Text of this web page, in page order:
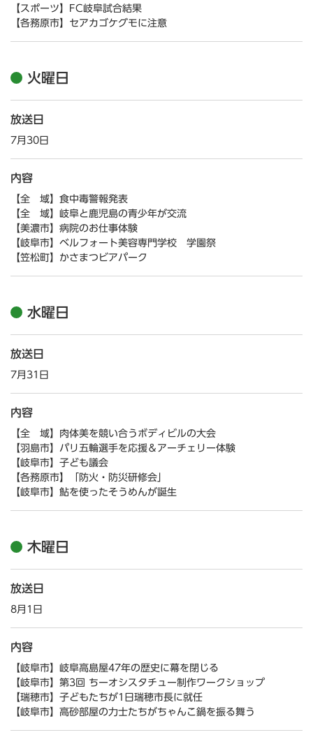
【スポーツ】FC岐阜試合結果
【各務原市】セアカゴケグモに注意
火曜日
放送日
7月30日
内容
【全 域】食中毒警報発表
【全 域】岐阜と鹿児島の青少年が交流
【美濃市】病院のお仕事体験
【岐阜市】ベルフォート美容専門学校 学園祭
【笠松町】かさまつビアパーク
水曜日
放送日
7月31日
内容
【全 域】肉体美を競い合うボディビルの大会
【羽島市】パリ五輪選手を応援＆アーチェリー体験
【岐阜市】子ども議会
【各務原市】「防火・防災研修会」
【岐阜市】鮎を使ったそうめんが誕生
木曜日
放送日
8月1日
内容
【岐阜市】岐阜高島屋47年の歴史に幕を閉じる
【岐阜市】第3回 ちーオシスタチュー制作ワークショップ
【瑞穂市】子どもたちが1日瑞穂市長に就任
【岐阜市】高砂部屋の力士たちがちゃんこ鍋を振る舞う